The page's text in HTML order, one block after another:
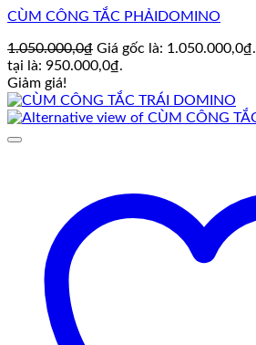
CÙM CÔNG TẮC PHẢIDOMINO
1.050.000,0₫ Giá gốc là: 1.050.000,0₫.
tại là: 950.000,0₫.
Giảm giá!